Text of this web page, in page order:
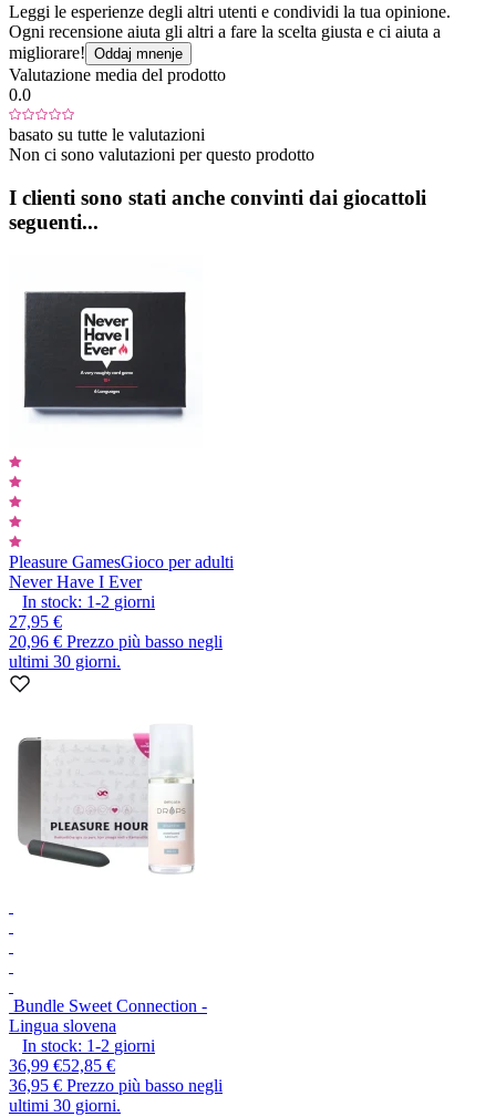
Leggi le esperienze degli altri utenti e condividi la tua opinione.
Ogni recensione aiuta gli altri a fare la scelta giusta e ci aiuta a
migliorare! Oddaj mnenje
Valutazione media del prodotto
0.0
basato su tutte le valutazioni
Non ci sono valutazioni per questo prodotto
I clienti sono stati anche convinti dai giocattoli
seguenti...
Pleasure GamesGioco per adulti
Never Have I Ever
In stock: 1-2 giorni
27,95 €
20,96 € Prezzo più basso negli
ultimi 30 giorni.
Bundle Sweet Connection -
Lingua slovena
In stock: 1-2 giorni
36,99 €52,85 €
36,95 € Prezzo più basso negli
ultimi 30 giorni.